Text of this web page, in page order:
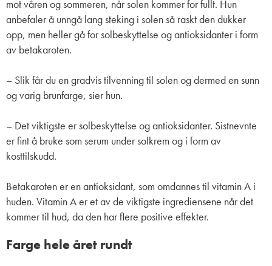
mot våren og sommeren, når solen kommer for fullt. Hun
anbefaler å unngå lang steking i solen så raskt den dukker
opp, men heller gå for solbeskyttelse og antioksidanter i form
av betakaroten.
– Slik får du en gradvis tilvenning til solen og dermed en sunn
og varig brunfarge, sier hun.
– Det viktigste er solbeskyttelse og antioksidanter. Sistnevnte
er fint å bruke som serum under solkrem og i form av
kosttilskudd.
Betakaroten er en antioksidant, som omdannes til vitamin A i
huden. Vitamin A er et av de viktigste ingrediensene når det
kommer til hud, da den har flere positive effekter.
Farge hele året rundt